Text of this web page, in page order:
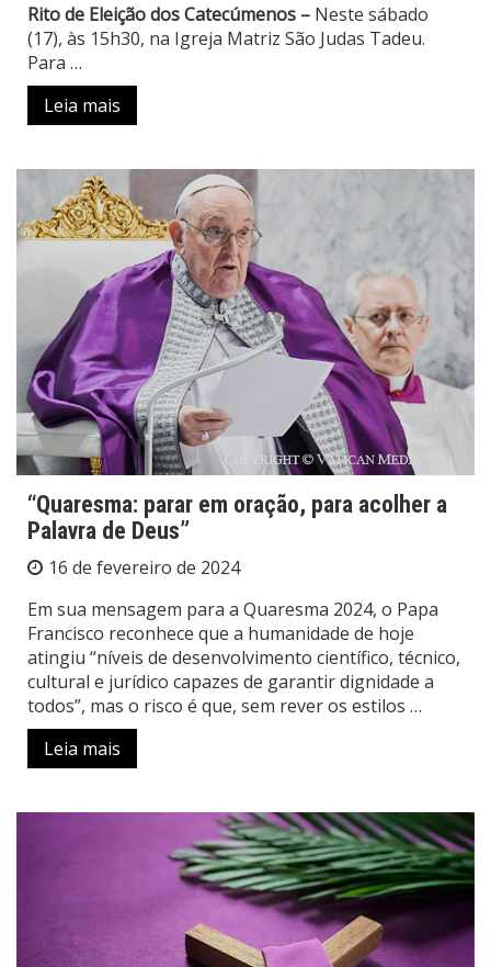
Rito de Eleição dos Catecúmenos – Neste sábado
(17), às 15h30, na Igreja Matriz São Judas Tadeu.
Para …
Leia mais
“Quaresma: parar em oração, para acolher a
Palavra de Deus”
16 de fevereiro de 2024
Em sua mensagem para a Quaresma 2024, o Papa
Francisco reconhece que a humanidade de hoje
atingiu “níveis de desenvolvimento científico, técnico,
cultural e jurídico capazes de garantir dignidade a
todos”, mas o risco é que, sem rever os estilos …
Leia mais